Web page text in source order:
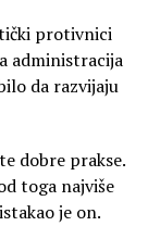
protivnici
administracija
da razvijaju
dobre prakse.
toga najviše
je on.